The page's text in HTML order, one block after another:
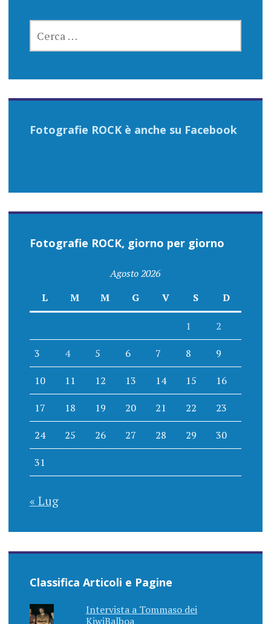
PER:
Fotografie ROCK è anche su Facebook
Fotografie ROCK, giorno per giorno
Agosto 2026
L
M M G V S D
1 2
3 4 5 6 7 8 9
10 11 12 13 14 15 16
17 18 19 20 21 22 23
24 25 26 27 28 29 30
31
« Lug
Classifica Articoli e Pagine
Intervista a Tommaso dei
KiwiBalboa